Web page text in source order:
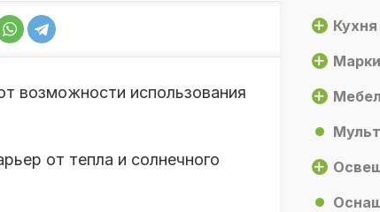
возможности использования
от тепла и солнечного
Кухня